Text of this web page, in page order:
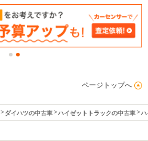
ページトップへ
ダイハツの中古車 ハイゼットトラックの中古車 ハ